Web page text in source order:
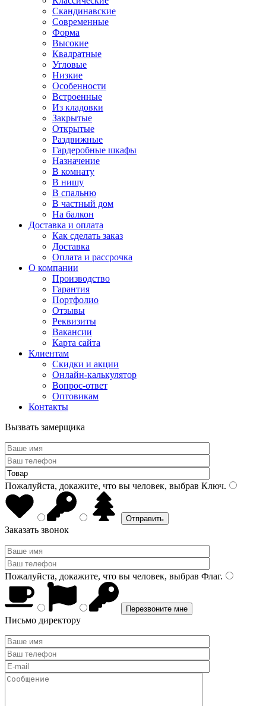
Скандинавские
Современные
Форма
Высокие
Квадратные
Угловые
Низкие
Особенности
Встроенные
Из кладовки
Закрытые
Открытые
Раздвижные
Гардеробные шкафы
Назначение
В комнату
В нишу
В спальню
В частный дом
На балкон
Доставка и оплата
Как сделать заказ
Доставка
Оплата и рассрочка
О компании
Производство
Гарантия
Портфолио
Отзывы
Реквизиты
Вакансии
Карта сайта
Клиентам
Скидки и акции
Онлайн-калькулятор
Вопрос-ответ
Оптовикам
Контакты
Вызвать замерщика
Пожалуйста, докажите, что вы человек, выбрав Ключ.
Заказать звонок
Пожалуйста, докажите, что вы человек, выбрав Флаг.
Письмо директору